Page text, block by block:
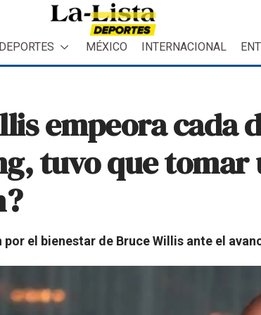
DEPORTES MÉXICO INTERNACIONAL
empeora cada
tuvo que
el bienestar de Bruce Willis ante el